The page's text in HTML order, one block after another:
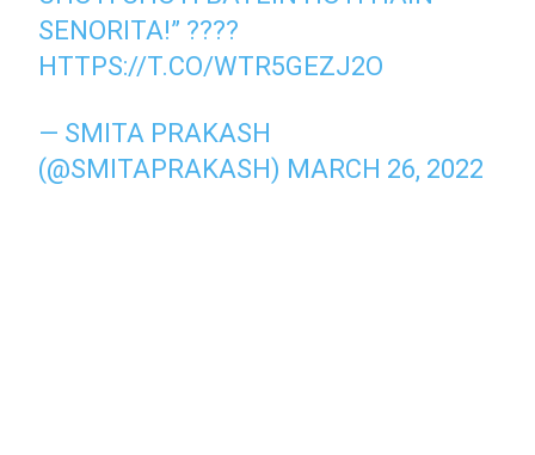
SENORITA!” ????
HTTPS://T.CO/WTR5GEZJ2O
— SMITA PRAKASH
(@SMITAPRAKASH) MARCH 26, 2022